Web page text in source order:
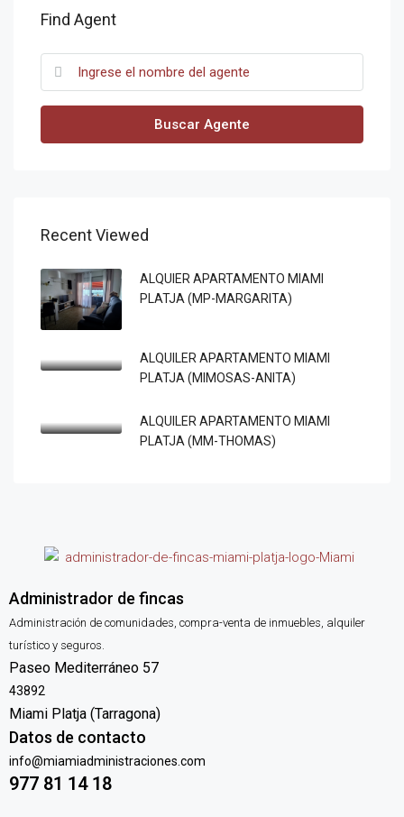
Find Agent
Buscar Agente
Recent Viewed
ALQUIER APARTAMENTO MIAMI
PLATJA (MP-MARGARITA)
ALQUILER APARTAMENTO MIAMI
PLATJA (MIMOSAS-ANITA)
ALQUILER APARTAMENTO MIAMI
PLATJA (MM-THOMAS)
Administrador de fincas
Administración de comunidades, compra-venta de inmuebles, alquiler
turístico y seguros.
Paseo Mediterráneo 57
43892
Miami Platja (Tarragona)
Datos de contacto
info@miamiadministraciones.com
977 81 14 18